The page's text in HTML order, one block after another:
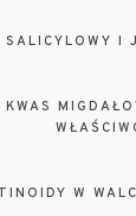
SALICYLOWY I
KWAS
W